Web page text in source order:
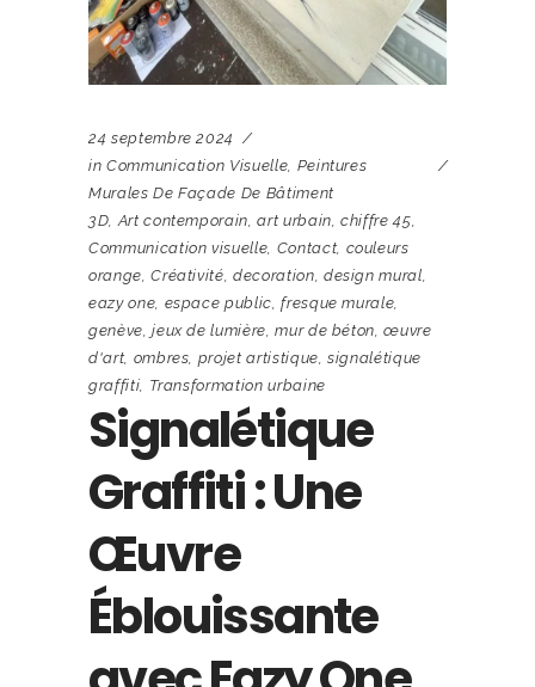
24 septembre 2024
in Communication Visuelle Peintures
Murales De Façade De Bâtiment
3D Art contemporain ,art urbain ,chiffre 45
Communication visuelle Contact couleurs
orange ,Créativité ,decoration design mural
eazy one espace public ,fresque murale
genève ,jeux de lumière ,mur de béton ,œuvre
d'art ombres projet artistique ,signalétique
graffiti Transformation urbaine
Signalétique
Graffiti : Une
Œuvre
Éblouissante